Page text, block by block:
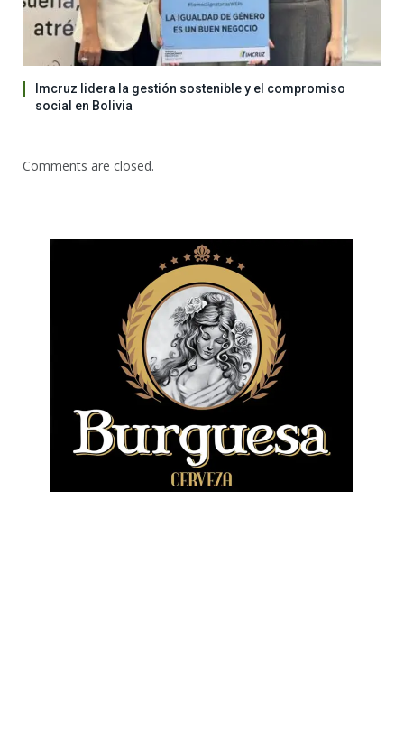
Imcruz lidera la gestión sostenible y el compromiso
social en Bolivia
Comments are closed.